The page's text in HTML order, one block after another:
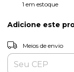
1 em estoque
Adicione este
Entregas para o CEP:
Meios de envio